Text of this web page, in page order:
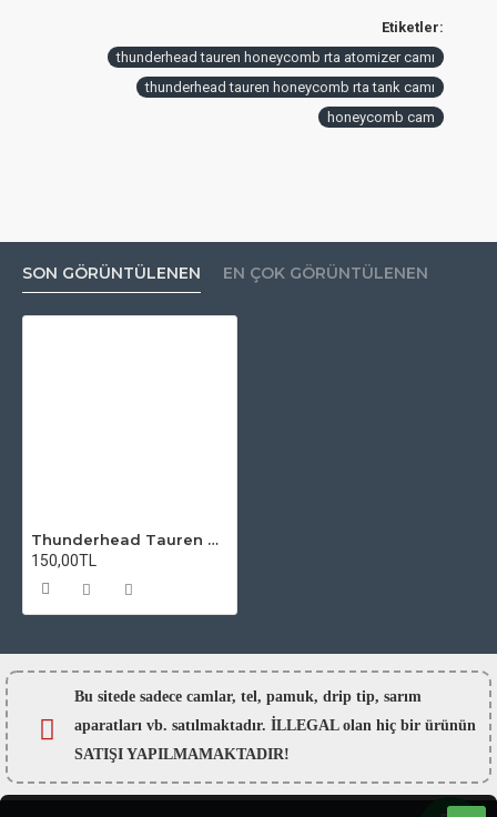
Etiketler:
thunderhead tauren honeycomb rta atomizer camı
thunderhead tauren honeycomb rta tank camı
honeycomb cam
SON GÖRÜNTÜLENEN EN ÇOK GÖRÜNTÜLENEN
Thunderhead Tauren Honeycomb RTA Atomizer Camı
150,00TL
Bu sitede sadece camlar, tel, pamuk, drip tip, sarım
aparatları vb. satılmaktadır. İLLEGAL olan hiç bir ürünün
SATIŞI YAPILMAMAKTADIR!